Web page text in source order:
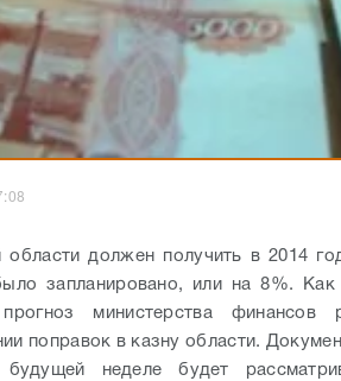
области должен получить в 2014
запланировано, или на 8%.
прогноз министерства финансов
поправок в казну области.
неделе будет